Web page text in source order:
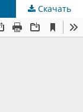
Скачать